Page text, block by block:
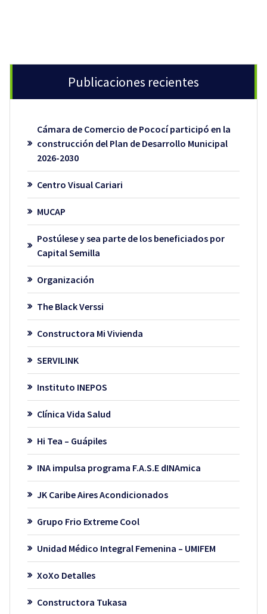
Publicaciones recientes
Cámara de Comercio de Pococí participó en la
construcción del Plan de Desarrollo Municipal
2026-2030
Centro Visual Cariari
MUCAP
Postúlese y sea parte de los beneficiados por
Capital Semilla
Organización
The Black Verssi
Constructora Mi Vivienda
SERVILINK
Instituto INEPOS
Clínica Vida Salud
Hi Tea – Guápiles
INA impulsa programa F.A.S.E dINAmica
JK Caribe Aires Acondicionados
Grupo Frio Extreme Cool
Unidad Médico Integral Femenina – UMIFEM
XoXo Detalles
Constructora Tukasa